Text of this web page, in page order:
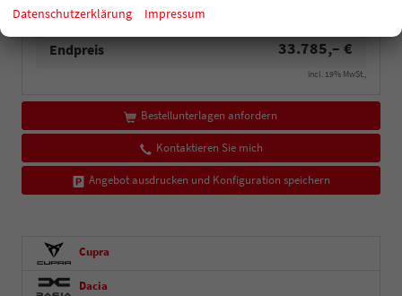
Endpreis 33.785,– €
incl. 19% MwSt.,
Bestellunterlagen anfordern
Kontaktieren Sie mich
Angebot ausdrucken und Konfiguration speichern
Cupra
Dacia
Datenschutzerklärung Impressum